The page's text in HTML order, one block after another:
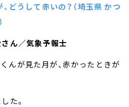
どうして赤いの？（埼玉県 かつ
さん／気象予報士
んが見た月が、赤かったときが
た。